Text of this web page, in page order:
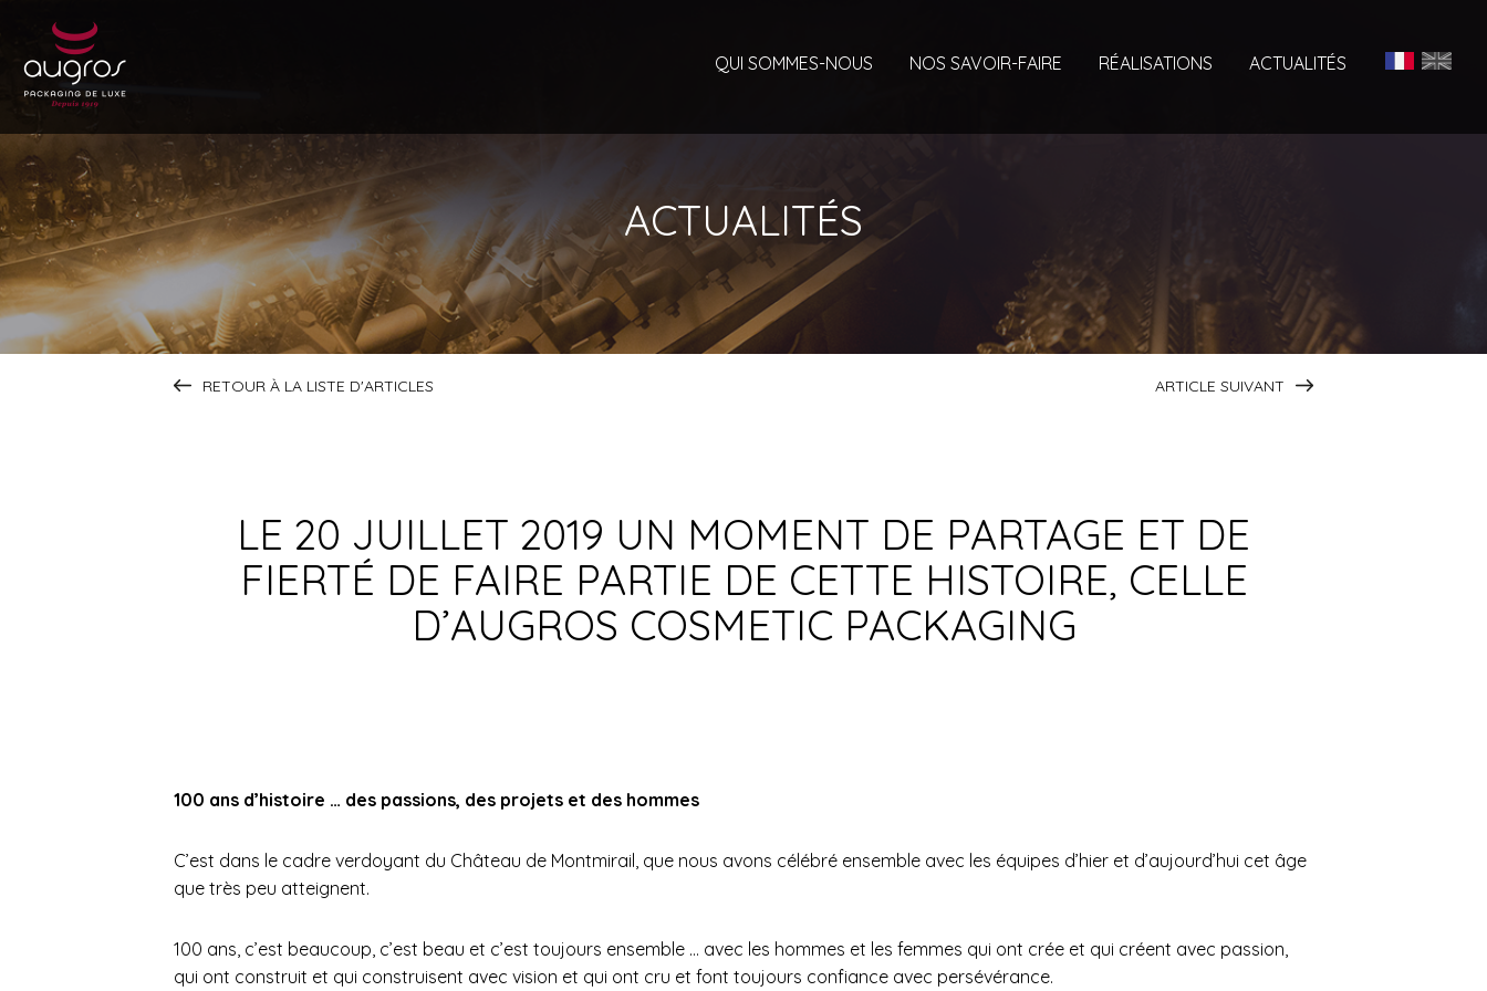
QUI SOMMES-NOUS NOS SAVOIR-FAIRE RÉALISATIONS ACTUALITÉS
ACTUALITÉS
RETOUR À LA LISTE D'ARTICLES ARTICLE SUIVANT
LE 20 JUILLET 2019 UN MOMENT DE PARTAGE ET DE
FIERTÉ DE FAIRE PARTIE DE CETTE HISTOIRE, CELLE
D’AUGROS COSMETIC PACKAGING
100 ans d’histoire … des passions, des projets et des hommes
C’est dans le cadre verdoyant du Château de Montmirail, que nous avons célébré ensemble avec les équipes d’hier et d’aujourd’hui cet âge
que très peu atteignent.
100 ans, c’est beaucoup, c’est beau et c’est toujours ensemble … avec les hommes et les femmes qui ont crée et qui créent avec passion,
qui ont construit et qui construisent avec vision et qui ont cru et font toujours confiance avec persévérance.